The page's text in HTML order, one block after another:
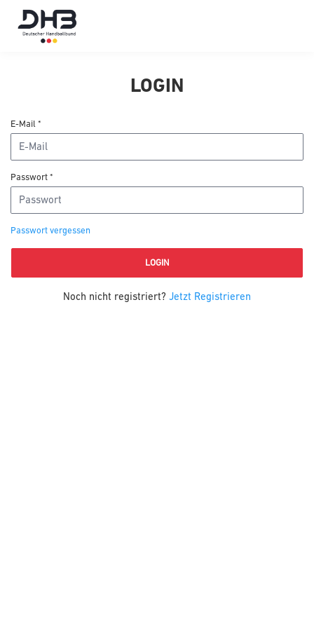
LOGIN
E-Mail *
Passwort *
Passwort vergessen
LOGIN
Noch nicht registriert? Jetzt Registrieren